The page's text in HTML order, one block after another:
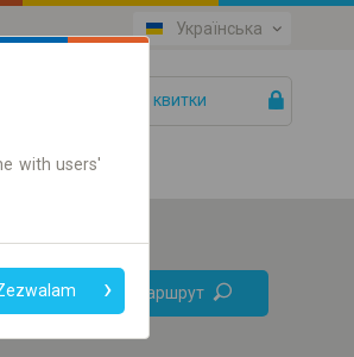
Українська
Ваші квитки
Знайти маршрут
with users'